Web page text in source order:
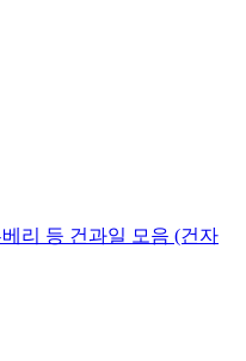
리 등 건과일 모음 (건자